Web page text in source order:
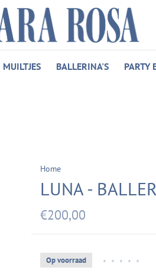
MUILTJES BALLERINA'S PARTY
Home
LUNA -
€200,00
Op voorraad • • • • •